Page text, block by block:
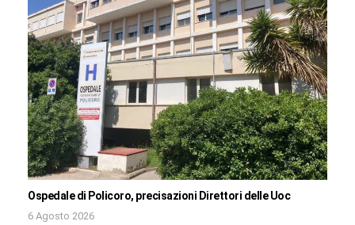
Ospedale di Policoro, precisazioni Direttori delle Uoc
6 Agosto 2026